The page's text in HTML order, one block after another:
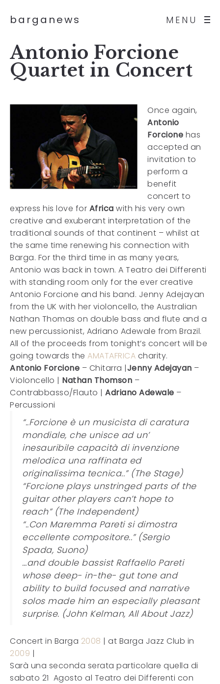
MENU
barganews
Antonio Forcione
Quartet in Concert
Once again,
Antonio
Forcione has
accepted an
invitation to
perform a
benefit
concert to
express his love for Africa with his very own
creative and exuberant interpretation of the
traditional sounds of that continent – whilst at
the same time renewing his connection with
Barga. For the third time in as many years,
Antonio was back in town. A Teatro dei Differenti
with standing room only for the ever creative
Antonio Forcione and his band. Jenny Adejayan
from the UK with her violoncello, the Australian
Nathan Thomas on double bass and flute and a
new percussionist, Adriano Adewale from Brazil.
All of the proceeds from tonight’s concert will be
going towards the AMATAFRICA charity.
Antonio Forcione – Chitarra |Jenny Adejayan –
Violoncello | Nathan Thomson –
Contrabbasso/Flauto | Adriano Adewale –
Percussioni
“..Forcione è un musicista di caratura
mondiale, che unisce ad un’
inesauribile capacità di invenzione
melodica una raffinata ed
originalissima tecnica..” (The Stage)
“Forcione plays unstringed parts of the
guitar other players can’t hope to
reach” (The Independent)
“..Con Maremma Pareti si dimostra
eccellente compositore..” (Sergio
Spada, Suono)
…and double bassist Raffaello Pareti
whose deep- in-the- gut tone and
ability to build focused and narrative
solos made him an especially pleasant
surprise. (John Kelman, All About Jazz)
Concert in Barga 2008 | at Barga Jazz Club in
2009 |
Sarà una seconda serata particolare quella di
sabato 21 Agosto al Teatro dei Differenti con